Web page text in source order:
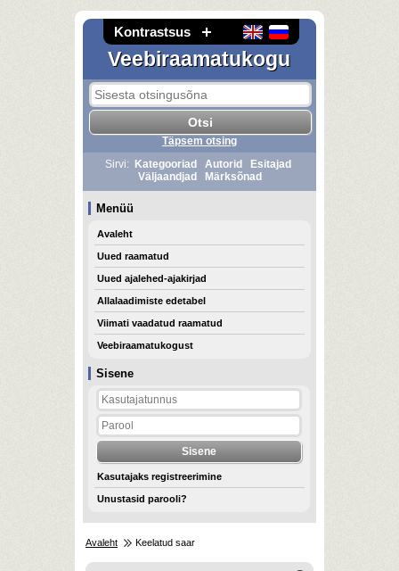
Kontrastsus
Veebiraamatukogu
Sisene
Kasutajaks registreerimine
Unustasid parooli?
Täpsem otsing
Sirvi:
Kategooriad Autorid
Esitajad
Väljaandjad
Märksõnad
Menüü
Avaleht
Uued raamatud
Uued ajalehed-ajakirjad
Allalaadimiste edetabel
Viimati vaadatud raamatud
Veebiraamatukogust
Avaleht Keelatud saar